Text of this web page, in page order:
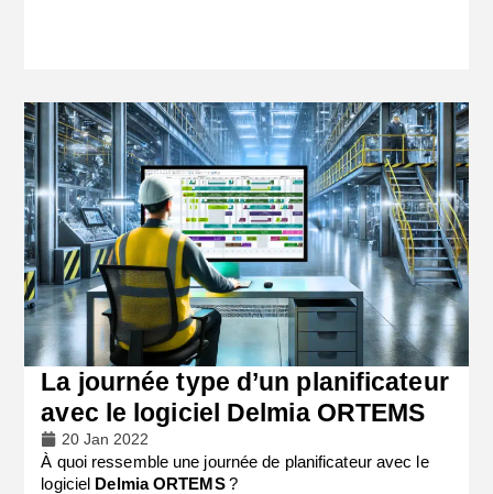
La journée type d’un planificateur
avec le logiciel Delmia ORTEMS
20 Jan 2022
À quoi ressemble une journée de planificateur avec le
logiciel Delmia ORTEMS?